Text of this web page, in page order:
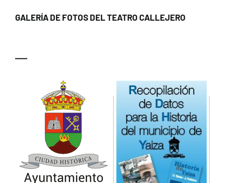
GALERÍA DE FOTOS DEL TEATRO CALLEJERO
—